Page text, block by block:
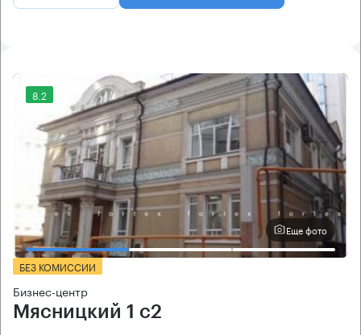
8.2
Еще фото
БЕЗ КОМИССИИ
Бизнес-центр
Мясницкий 1 с2